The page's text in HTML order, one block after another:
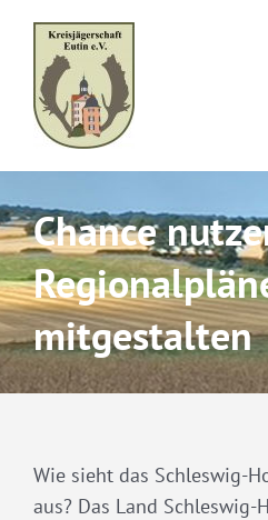
content
Chance
mitgestalten
Wie sieht das Schleswig-
aus? Das Land